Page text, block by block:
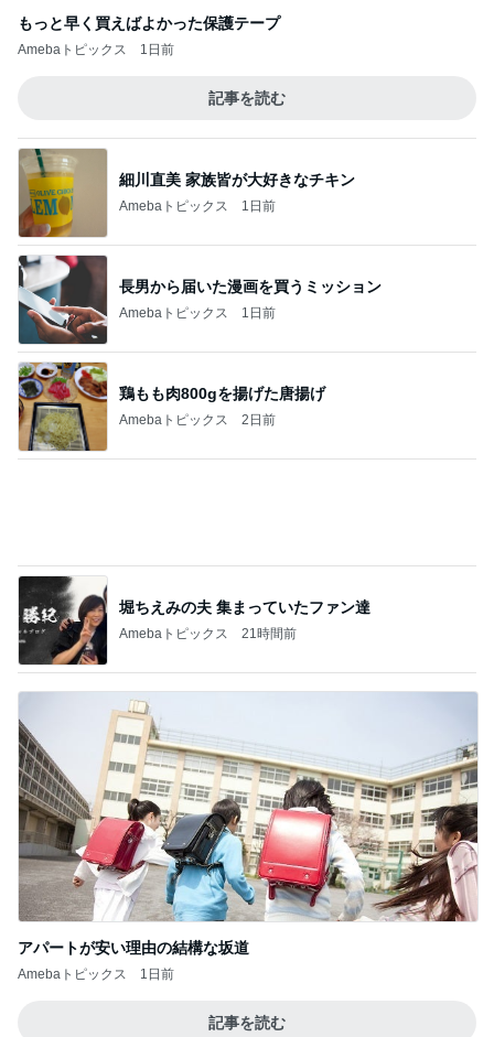
もっと早く買えばよかった保護テープ
Amebaトピックス 1日前
記事を読む
細川直美 家族皆が大好きなチキン
Amebaトピックス 1日前
長男から届いた漫画を買うミッション
Amebaトピックス 1日前
鶏もも肉800gを揚げた唐揚げ
Amebaトピックス 2日前
堀ちえみの夫 集まっていたファン達
Amebaトピックス 21時間前
アパートが安い理由の結構な坂道
Amebaトピックス 1日前
記事を読む